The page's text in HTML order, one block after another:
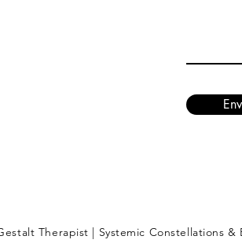
Therapist | Systemic Constellations &